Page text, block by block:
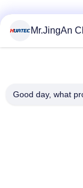
Mr.JingAn
Good day, what